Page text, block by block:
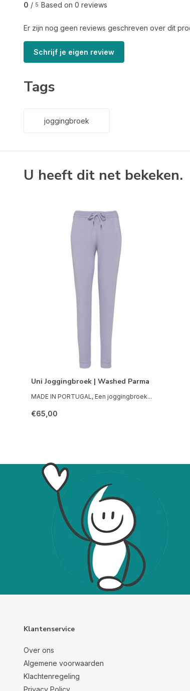
0 / 5 Based on 0 reviews
Er zijn nog geen reviews geschreven over dit
Schrijf je eigen review
Tags
joggingbroek
U heeft dit net bekeken.
Uni Joggingbroek | Washed Parma
MADE IN PORTUGAL, Een joggingbroek...
€65,00
Klantenservice
Over ons
Algemene voorwaarden
Klachtenregeling